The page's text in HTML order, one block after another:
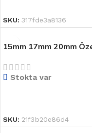
SKU: 317fde3a8136
15mm 17mm 20mm
Fiyatlı Kot Düğmesi Kot
Kot Giyim için Metal
Stokta var
SKU: 21f3b20e86d4